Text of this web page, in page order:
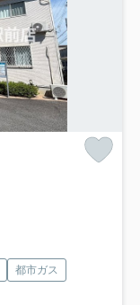
都市ガス